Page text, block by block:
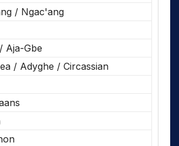
/ Ngac'ang
Aja-Gbe
/ Adyghe / Circassian